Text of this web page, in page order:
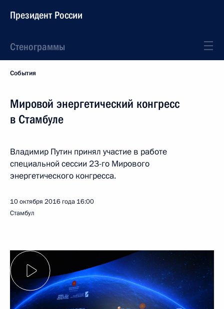
Президент России
Стенограммы
События
Мировой энергетический конгресс
в Стамбуле
Владимир Путин принял участие в работе
специальной сессии 23-го Мирового
энергетического конгресса.
10 октября 2016 года 16:00
Стамбул